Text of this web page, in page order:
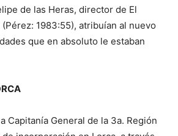
de las Heras, director de El
1983:55), atribuían al nuevo
que en absoluto le estaban
Capitanía General de la 3a. Región